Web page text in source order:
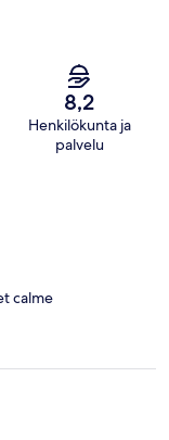
8,2
Henkilökunta ja
palvelu
calme